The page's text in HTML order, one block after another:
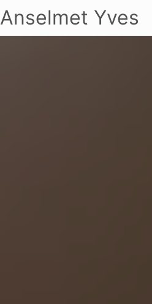
Anselmet Yves